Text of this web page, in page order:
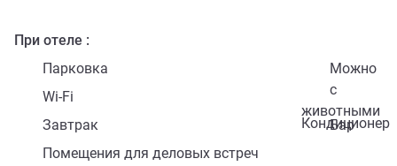
При отеле
Парковка
Можно
с
животными
Wi-Fi
Кондиционер
Завтрак
Бар
Помещения для деловых встреч